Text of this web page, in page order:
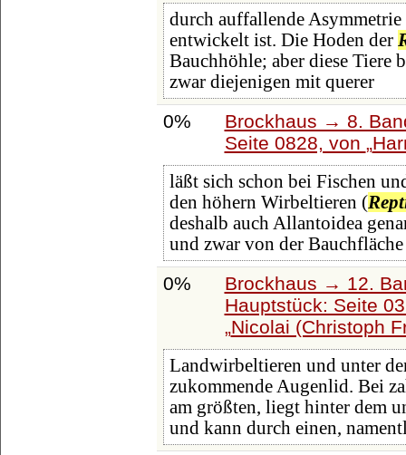
durch auffallende
entwickelt ist. Die Hoden der
Bauchhöhle; aber diese Tiere
zwar diejenigen mit querer
0%
Brockhaus → 8.
Seite 0828, von
läßt sich schon bei Fischen
den höhern Wirbeltieren (
deshalb auch Allantoidea
und zwar von der Bauchfläche
0%
Brockhaus → 12.
Hauptstück: Seite
Nicolai (Christoph
Landwirbeltieren und unter
zukommende Augenlid. Bei
am größten, liegt hinter dem
und kann durch einen,